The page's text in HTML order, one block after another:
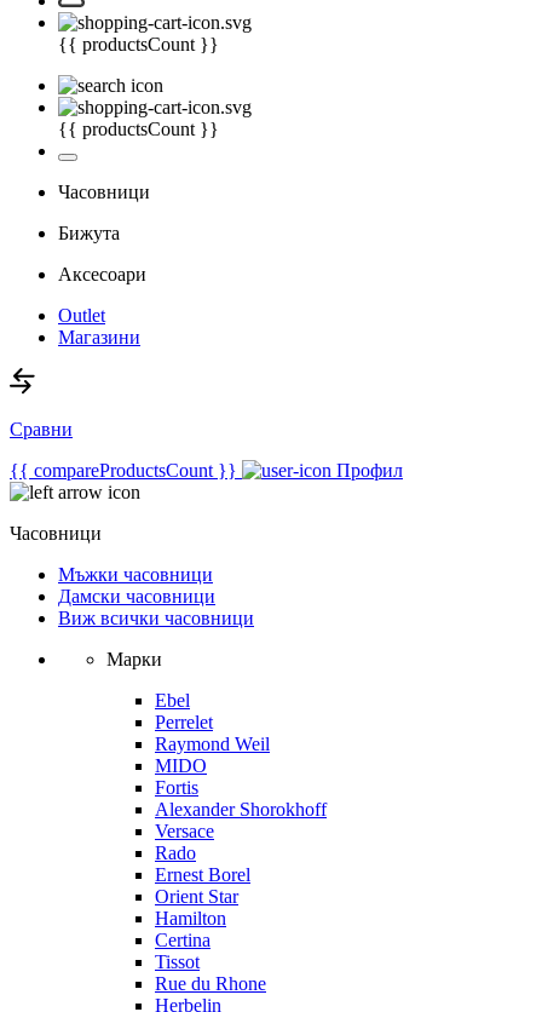
{{ productsCount }}
{{ productsCount }}
Часовници
Бижута
Аксесоари
Outlet
Магазини
Сравни
{{ compareProductsCount }}
Профил
Часовници
Мъжки часовници
Дамски часовници
Виж всички часовници
Марки
Ebel
Perrelet
Raymond Weil
MIDO
Fortis
Alexander Shorokhoff
Versace
Rado
Ernest Borel
Orient Star
Hamilton
Certina
Tissot
Rue du Rhone
Herbelin